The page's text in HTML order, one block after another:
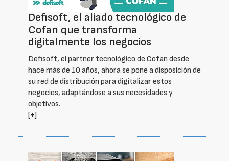
Defisoft, el aliado tecnológico de
Cofan que transforma
digitalmente los negocios
Defisoft, el partner tecnológico de Cofan desde
hace más de 10 años, ahora se pone a disposición de
su red de distribución para digitalizar estos
negocios, adaptándose a sus necesidades y
objetivos.
[+]